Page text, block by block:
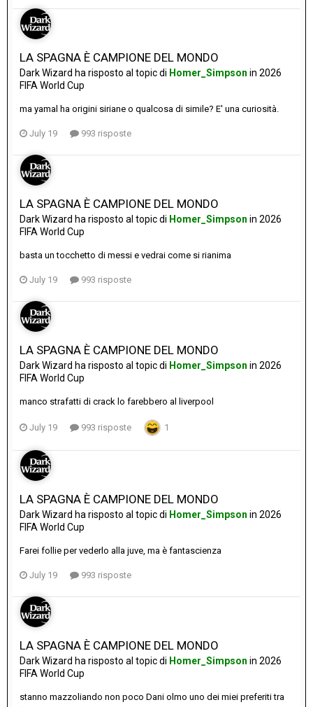
LA SPAGNA È CAMPIONE DEL MONDO
Dark Wizard ha risposto al topic di Homer_Simpson in 2026
FIFA World Cup
ma yamal ha origini siriane o qualcosa di simile? E' una curiosità.
July 19 993 risposte
LA SPAGNA È CAMPIONE DEL MONDO
Dark Wizard ha risposto al topic di Homer_Simpson in 2026
FIFA World Cup
basta un tocchetto di messi e vedrai come si rianima
July 19 993 risposte
LA SPAGNA È CAMPIONE DEL MONDO
Dark Wizard ha risposto al topic di Homer_Simpson in 2026
FIFA World Cup
manco strafatti di crack lo farebbero al liverpool
July 19 993 risposte 1
LA SPAGNA È CAMPIONE DEL MONDO
Dark Wizard ha risposto al topic di Homer_Simpson in 2026
FIFA World Cup
Farei follie per vederlo alla juve, ma è fantascienza
July 19 993 risposte
LA SPAGNA È CAMPIONE DEL MONDO
Dark Wizard ha risposto al topic di Homer_Simpson in 2026
FIFA World Cup
stanno mazzoliando non poco Dani olmo uno dei miei preferiti tra